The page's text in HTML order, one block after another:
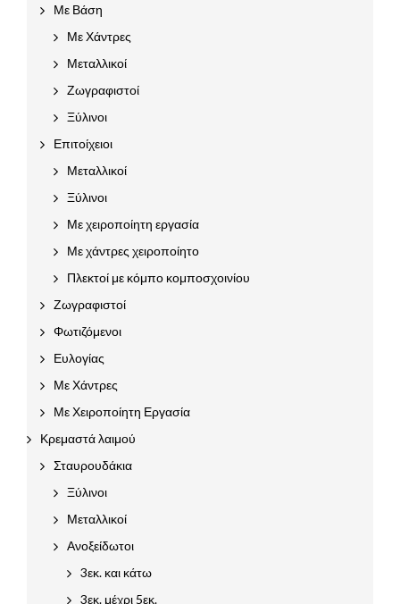
Με Βάση
Με Χάντρες
Μεταλλικοί
Ζωγραφιστοί
Ξύλινοι
Επιτοίχειοι
Μεταλλικοί
Ξύλινοι
Με χειροποίητη εργασία
Με χάντρες χειροποίητο
Πλεκτοί με κόμπο κομποσχοινίου
Ζωγραφιστοί
Φωτιζόμενοι
Ευλογίας
Με Χάντρες
Με Χειροποίητη Εργασία
Κρεμαστά λαιμού
Σταυρουδάκια
Ξύλινοι
Μεταλλικοί
Ανοξείδωτοι
3εκ. και κάτω
3εκ. μέχρι 5εκ.